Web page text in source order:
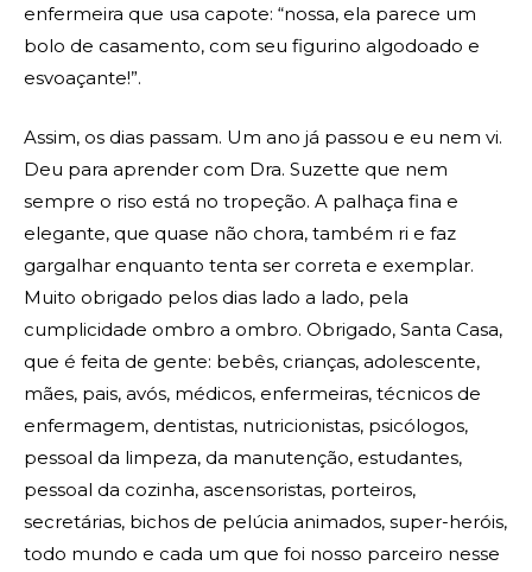
enfermeira que usa capote: “nossa, ela parece um
bolo de casamento, com seu figurino algodoado e
esvoaçante!”.
Assim, os dias passam. Um ano já passou e eu nem vi.
Deu para aprender com Dra. Suzette que nem
sempre o riso está no tropeção. A palhaça fina e
elegante, que quase não chora, também ri e faz
gargalhar enquanto tenta ser correta e exemplar.
Muito obrigado pelos dias lado a lado, pela
cumplicidade ombro a ombro. Obrigado, Santa Casa,
que é feita de gente: bebês, crianças, adolescente,
mães, pais, avós, médicos, enfermeiras, técnicos de
enfermagem, dentistas, nutricionistas, psicólogos,
pessoal da limpeza, da manutenção, estudantes,
pessoal da cozinha, ascensoristas, porteiros,
secretárias, bichos de pelúcia animados, super-heróis,
todo mundo e cada um que foi nosso parceiro nesse